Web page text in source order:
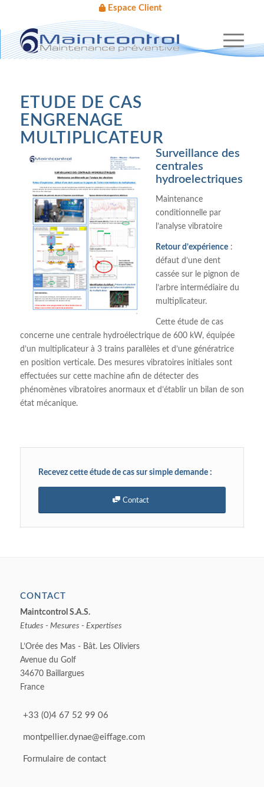
Espace Client
ETUDE DE CAS
ENGRENAGE
MULTIPLICATEUR
Surveillance des
centrales
hydroelectriques
Maintenance
conditionnelle par
l’analyse vibratoire
Retour d’expérience:
défaut d’une dent
cassée sur le pignon de
l’arbre intermédiaire du
multiplicateur.
Cette étude de cas
concerne une centrale hydroélectrique de 600 kW, équipée
d’un multiplicateur à 3 trains parallèles et d’une génératrice
en position verticale. Des mesures vibratoires initiales sont
effectuées sur cette machine afin de détecter des
phénomènes vibratoires anormaux et d’établir un bilan de son
état mécanique.
Recevez cette étude de cas sur simple demande :
Contact
CONTACT
Maintcontrol S.A.S.
Etudes - Mesures - Expertises
L’Orée des Mas - Bât. Les Oliviers
Avenue du Golf
34670 Baillargues
France
+33 (0)4 67 52 99 06
montpellier.dynae@eiffage.com
Formulaire de contact